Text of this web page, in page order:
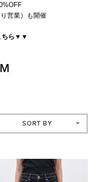
営業）も開催
ちら▼▼
SORT BY